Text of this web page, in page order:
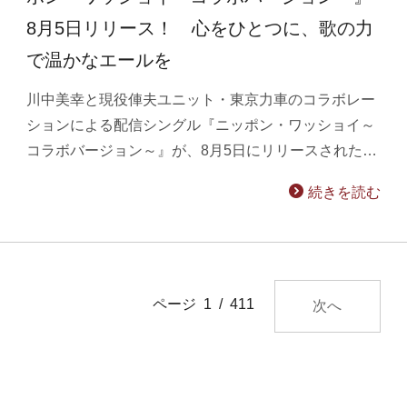
8月5日リリース！ 心をひとつに、歌の力
で温かなエールを
川中美幸と現役俥夫ユニット・東京力車のコラボレー
ションによる配信シングル『ニッポン・ワッショイ～
コラボバージョン～』が、8月5日にリリースされた…
続きを読む
ページ 1 / 411 次へ